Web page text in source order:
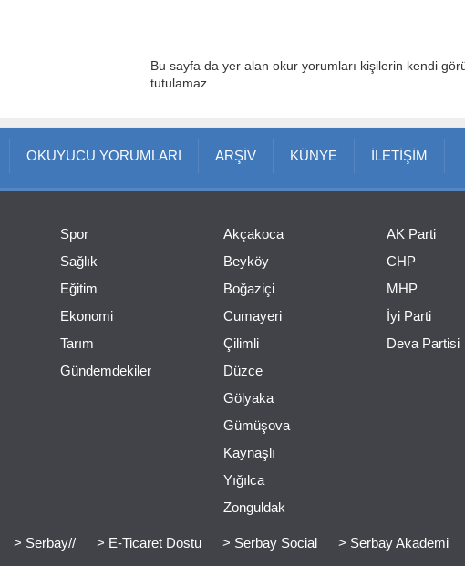
Bu sayfa da yer alan okur yorumları kişilerin kendi
tutulamaz.
OKUYUCU YORUMLARI ARŞİV KÜNYE İLETİŞİM
Spor
Sağlık
Eğitim
Ekonomi
Tarım
Gündemdekiler
Akçakoca
Beyköy
Boğaziçi
Cumayeri
Çilimli
Düzce
Gölyaka
Gümüşova
Kaynaşlı
Yığılca
Zonguldak
AK Parti
CHP
MHP
İyi Parti
Deva Partisi
> Serbay// > E-Ticaret Dostu > Serbay Social > Serbay Akademi